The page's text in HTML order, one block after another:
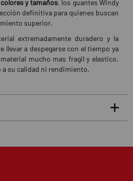
y tamaños, los guantes Windy
definitiva para quienes buscan
superior.
extremadamente duradero y la
llevar a despegarse con el tiempo ya
mucho mas fragil y elastico.
a su calidad ni rendimiento.
5
4
0%